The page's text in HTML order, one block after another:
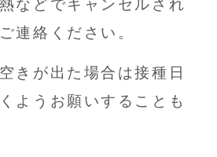
などでキャンセルされ
連絡ください。
きが出た場合は接種日
ようお願いすることも